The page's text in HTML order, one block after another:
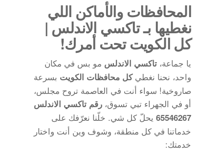
المحافظات والأماكن اللي
نغطيها بـ تاكسي الاندلس |
كل الكويت تحت أمرك!
يا جماعة، تاكسي الاندلس مو بس في مكان
واحد، نحنا نغطيكل محافظات الكويت بسرعة
صاروخية! سواء أنت في العاصمة تروح مجلس،
أو في الجهراء تبي تسوق، رقم تاكسي الاندلس
65546267يحلّ كل شي. خلّنا نعرّفك على
خدماتنا في كل منطقة، وشوف وين أنت واختار
خدمتك: